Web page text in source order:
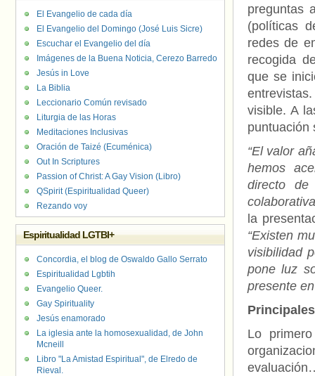
preguntas
(políticas
redes de
recogida
que se
visible. A
puntuación
“El valor
hemos
directo de
la
“Existen
visibilidad
pone luz
presente
Lo
El Evangelio de cada día
El Evangelio del Domingo (José Luis Sicre)
Escuchar el Evangelio del día
Imágenes de la Buena Noticia, Cerezo Barredo
Jesús in Love
La Biblia
Leccionario Común revisado
Liturgia de las Horas
Meditaciones Inclusivas
Oración de Taizé (Ecuménica)
Out In Scriptures
Passion of Christ: A Gay Vision (Libro)
QSpirit (Espiritualidad Queer)
Rezando voy
Espiritualidad LGTBI+
Concordia, el blog de Oswaldo Gallo Serrato
Espiritualidad Lgbtih
Evangelio Queer.
Gay Spirituality
Jesús enamorado
La iglesia ante la homosexualidad, de John
Mcneill
Libro "La Amistad Espiritual", de Elredo de
Rieval.